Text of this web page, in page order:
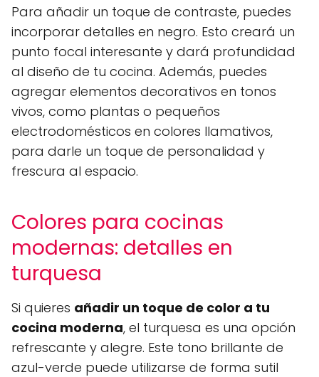
Para añadir un toque de contraste, puedes
incorporar detalles en negro. Esto creará un
punto focal interesante y dará profundidad
al diseño de tu cocina. Además, puedes
agregar elementos decorativos en tonos
vivos, como plantas o pequeños
electrodomésticos en colores llamativos,
para darle un toque de personalidad y
frescura al espacio.
Colores para cocinas
modernas: detalles en
turquesa
Si quieres añadir un toque de color a tu
cocina moderna, el turquesa es una opción
refrescante y alegre. Este tono brillante de
azul-verde puede utilizarse de forma sutil